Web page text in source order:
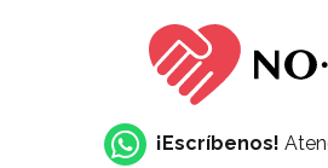
¡Escríbenos!